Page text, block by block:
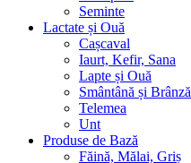
Seminte
Lactate și Ouă
Cașcaval
Iaurt, Kefir, Sana
Lapte și Ouă
Smântână și Brânză
Telemea
Unt
Produse de Bază
Făină, Mălai, Griș